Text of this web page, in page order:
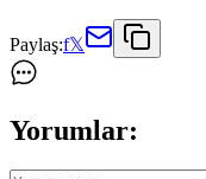
Paylaş:f𝕏
Yorumlar: